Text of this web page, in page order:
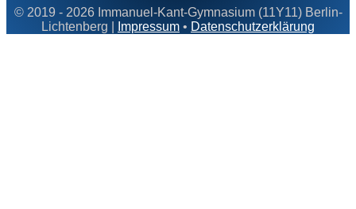
© 2019 - 2026 Immanuel-Kant-Gymnasium (11Y11) Berlin-
Lichtenberg |
Impressum • Datenschutzerklärung